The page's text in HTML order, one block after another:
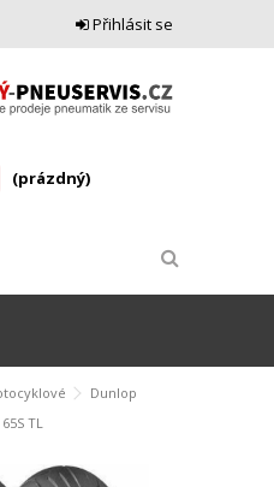
Přihlásit se
(prázdný)
Dunlop
TL